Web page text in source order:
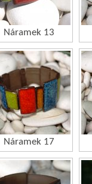
Náramek 13
Náramek 17